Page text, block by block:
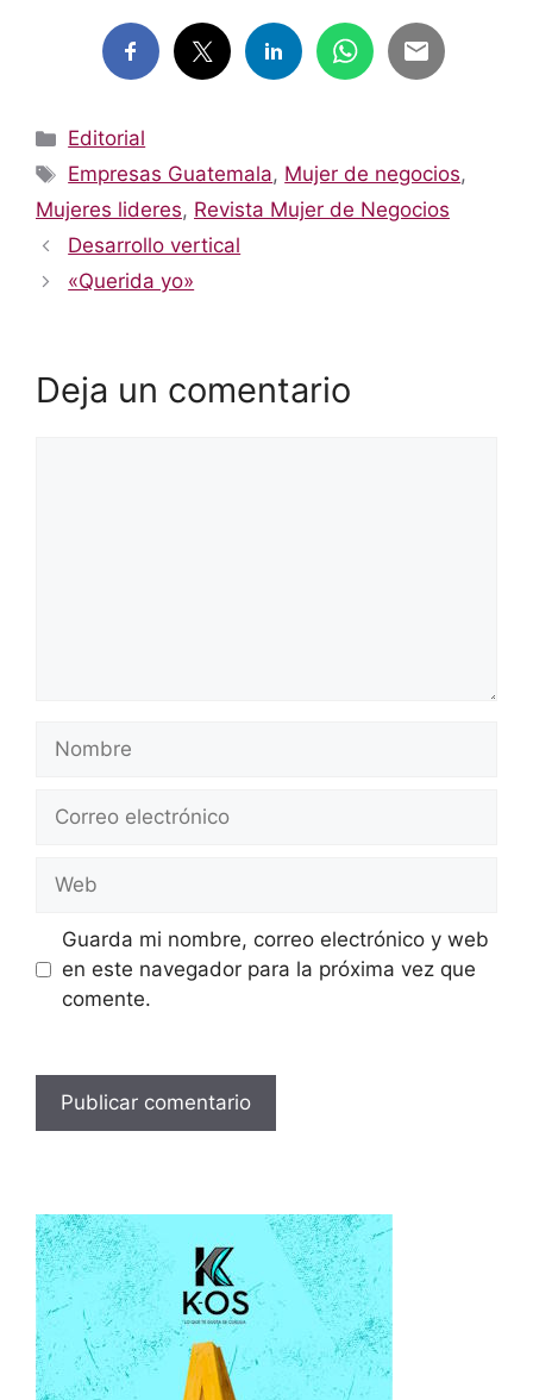
Categorías
Editorial
Etiquetas
Empresas Guatemala, Mujer de negocios,
Mujeres lideres, Revista Mujer de Negocios
Desarrollo vertical
«Querida yo»
Deja un comentario
Nombre
Correo
Web
Guarda mi nombre, correo electrónico y web
en este navegador para la próxima vez que
comente.